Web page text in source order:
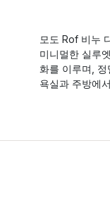
모도 Rof 비누
미니멀한 실루
화를 이루며,
욕실과 주방에